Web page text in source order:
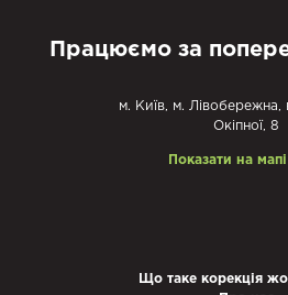
Працюємо за
м. Київ, м. Лівобережна,
Окіпної, 8
Показати на мапі
Що таке корекція